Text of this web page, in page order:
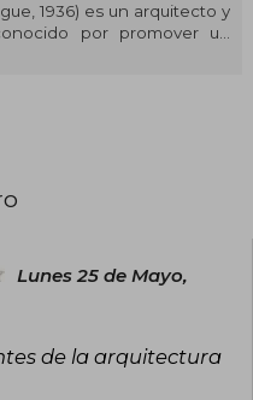
1936) es un arquitecto y
por promover un
en las personas. Formado
fundamentales como La
a numerosas
de ciudad más
y habitables.
Lunes 25 de Mayo,
de la arquitectura